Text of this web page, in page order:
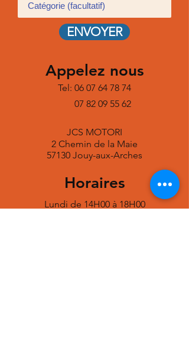
Appelez nous
Tel: 06 07 64 78 74
07 82 09 55 62
JCS MOTORI
2 Chemin de la Maie
57130 Jouy-aux-Arches
Horaires
Lundi de 14H00 à 18H00
ENVOYER